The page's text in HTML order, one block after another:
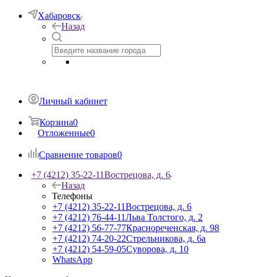
Хабаровск
Назад
Личный кабинет
Корзина0
Отложенные0
Сравнение товаров0
+7 (4212) 35-22-11Вострецова, д. 6
Назад
Телефоны
+7 (4212) 35-22-11Вострецова, д. 6
+7 (4212) 76-44-11Льва Толстого, д. 2
+7 (4212) 56-77-77Краснореченская, д. 98
+7 (4212) 74-20-22Стрельникова, д. 6а
+7 (4212) 54-59-05Суворова, д. 10
WhatsApp